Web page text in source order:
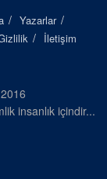
Yazarlar
İletişim
insanlık içindir...